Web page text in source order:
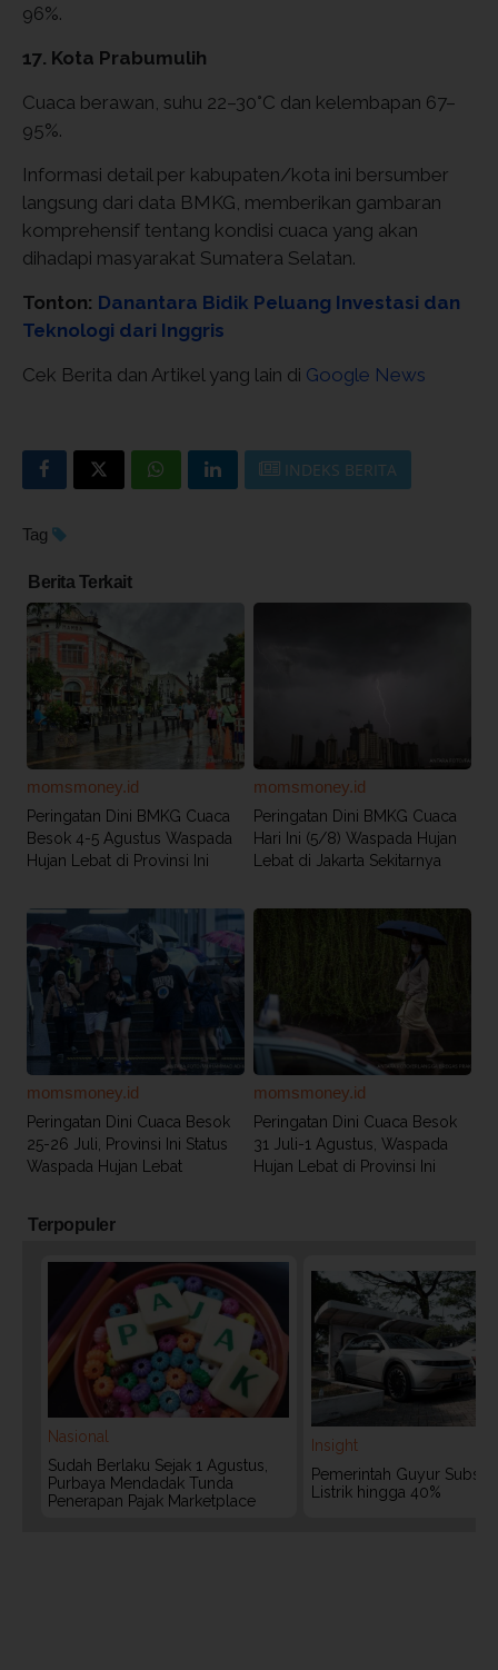
96%.
17. Kota Prabumulih
Cuaca berawan, suhu 22–30°C dan kelembapan 67–
95%.
Informasi detail per kabupaten/kota ini bersumber
langsung dari data BMKG, memberikan gambaran
komprehensif tentang kondisi cuaca yang akan
dihadapi masyarakat Sumatera Selatan.
Tonton: Danantara Bidik Peluang Investasi dan
Teknologi dari Inggris
Cek Berita dan Artikel yang lain di Google News
INDEKS BERITA
Tag
Berita Terkait
momsmoney.id
Peringatan Dini BMKG Cuaca
Besok 4-5 Agustus Waspada
Hujan Lebat di Provinsi Ini
momsmoney.id
Peringatan Dini BMKG Cuaca
Hari Ini (5/8) Waspada Hujan
Lebat di Jakarta Sekitarnya
momsmoney.id
Peringatan Dini Cuaca Besok
25-26 Juli, Provinsi Ini Status
Waspada Hujan Lebat
momsmoney.id
Peringatan Dini Cuaca Besok
31 Juli-1 Agustus, Waspada
Hujan Lebat di Provinsi Ini
Terpopuler
Nasional
Sudah Berlaku Sejak 1 Agustus,
Purbaya Mendadak Tunda
Penerapan Pajak Marketplace
Insight
Pemerintah Guyur
Listrik hingga 40%